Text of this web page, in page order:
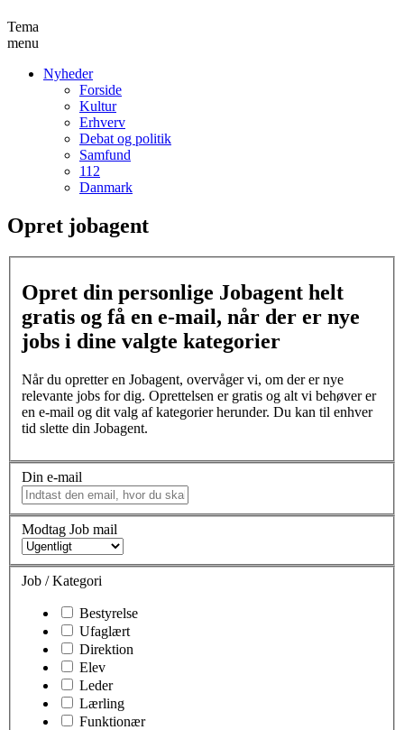
Tema
menu
Nyheder
Forside
Kultur
Erhverv
Debat og politik
Samfund
112
Danmark
Opret jobagent
Opret din personlige Jobagent helt
gratis og få en e-mail, når der er nye
jobs i dine valgte kategorier
Når du opretter en Jobagent, overvåger vi, om der er nye
relevante jobs for dig. Oprettelsen er gratis og alt vi behøver er
en e-mail og dit valg af kategorier herunder. Du kan til enhver
tid slette din Jobagent.
Din e-mail
Modtag Job mail
Job / Kategori
Bestyrelse
Ufaglært
Direktion
Elev
Leder
Lærling
Funktionær